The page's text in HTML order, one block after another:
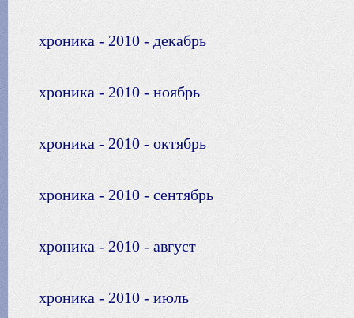
хроника - 2010 - декабрь
хроника - 2010 - ноябрь
хроника - 2010 - октябрь
хроника - 2010 - сентябрь
хроника - 2010 - август
хроника - 2010 - июль